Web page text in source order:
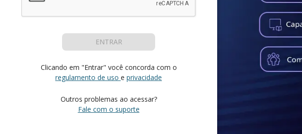
ENTRAR
Clicando em "Entrar" você concorda com o
regulamento de uso e privacidade
Outros problemas ao acessar?
Fale com o suporte